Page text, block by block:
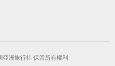
洲旅行社 保留所有權利